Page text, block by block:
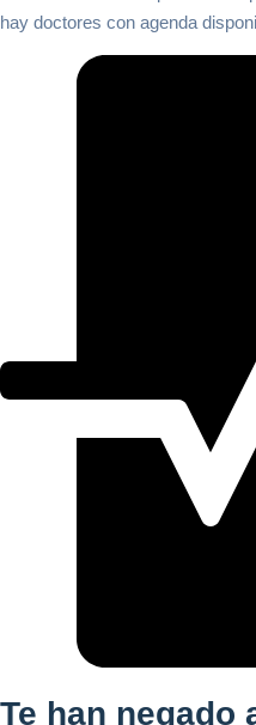
hay doctores con agenda
Te han negado